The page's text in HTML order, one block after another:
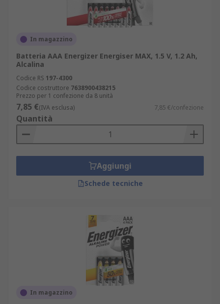
In magazzino
Batteria AAA Energizer Energiser MAX, 1.5 V, 1.2 Ah,
Alcalina
Codice RS 197-4300
Codice costruttore 7638900438215
Prezzo per 1 confezione da 8 unità
7,85 €(IVA esclusa) 7,85 €/confezione
Quantità
Aggiungi
Schede tecniche
In magazzino